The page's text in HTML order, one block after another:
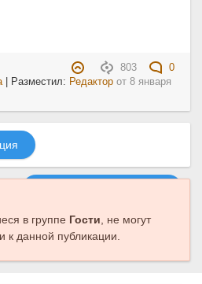
803
0
| Разместил: Редактор от8 января
в группе Гости, не могут
к данной публикации.